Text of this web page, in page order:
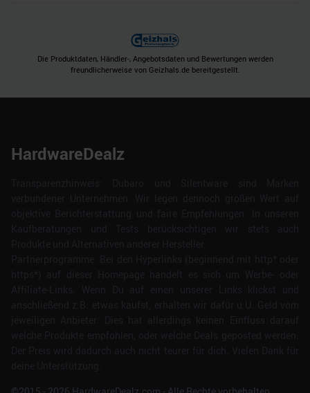
Die Produktdaten, Händler-, Angebotsdaten und Bewertungen werden
freundlicherweise von Geizhals.de bereitgestellt.
HardwareDealz